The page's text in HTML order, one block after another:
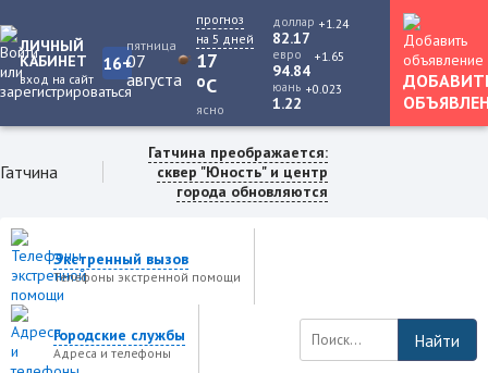
ЛИЧНЫЙ
КАБИНЕТ
вход на сайт
16+
пятница
07
августа
прогноз
на 5 дней
17
oC
ясно
доллар
82.17
+1.24
евро
94.84
+1.65
юань
1.22
+0.023
Гатчина
Гатчина преображается:
сквер "Юность" и центр
города обновляются
Экстренный вызов
Телефоны экстренной помощи
Городские службы
Адреса и телефоны
Найти